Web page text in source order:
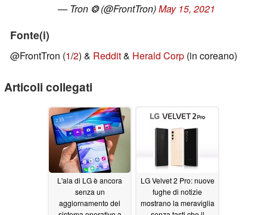
— Tron ❂ (@FrontTron)May 15, 2021
Fonte(i)
@FrontTron (1/2) & Reddit& Herald Corp (in coreano)
Articoli collegati
L'ala di LG è ancora
senza un
aggiornamento del
LG Velvet 2 Pro: nuove
fughe di notizie
mostrano la meraviglia